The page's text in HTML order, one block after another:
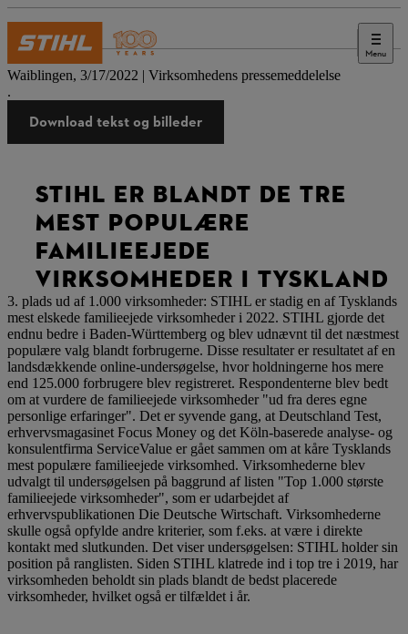
Menu
Presse
Waiblingen, 3/17/2022 | Virksomhedens pressemeddelelse
.
Download tekst og billeder
STIHL ER BLANDT DE TRE
MEST POPULÆRE
FAMILIEEJEDE
VIRKSOMHEDER I TYSKLAND
3. plads ud af 1.000 virksomheder: STIHL er stadig en af Tysklands
mest elskede familieejede virksomheder i 2022. STIHL gjorde det
endnu bedre i Baden-Württemberg og blev udnævnt til det næstmest
populære valg blandt forbrugerne. Disse resultater er resultatet af en
landsdækkende online-undersøgelse, hvor holdningerne hos mere
end 125.000 forbrugere blev registreret. Respondenterne blev bedt
om at vurdere de familieejede virksomheder "ud fra deres egne
personlige erfaringer". Det er syvende gang, at Deutschland Test,
erhvervsmagasinet Focus Money og det Köln-baserede analyse- og
konsulentfirma ServiceValue er gået sammen om at kåre Tysklands
mest populære familieejede virksomhed. Virksomhederne blev
udvalgt til undersøgelsen på baggrund af listen "Top 1.000 største
familieejede virksomheder", som er udarbejdet af
erhvervspublikationen Die Deutsche Wirtschaft. Virksomhederne
skulle også opfylde andre kriterier, som f.eks. at være i direkte
kontakt med slutkunden. Det viser undersøgelsen: STIHL holder sin
position på ranglisten. Siden STIHL klatrede ind i top tre i 2019, har
virksomheden beholdt sin plads blandt de bedst placerede
virksomheder, hvilket også er tilfældet i år.